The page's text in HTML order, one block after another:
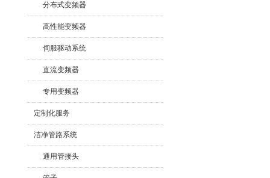
分布式变频器
高性能变频器
伺服驱动系统
直流变频器
专用变频器
定制化服务
洁净管路系统
通用管接头